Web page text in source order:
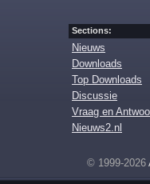
Sections:
Nieuws
Downloads
Top Downloads
Discussie
Vraag en
Nieuws2.nl
© 1999-2026